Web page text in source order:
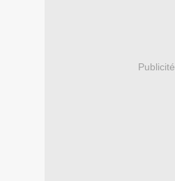
Publicité